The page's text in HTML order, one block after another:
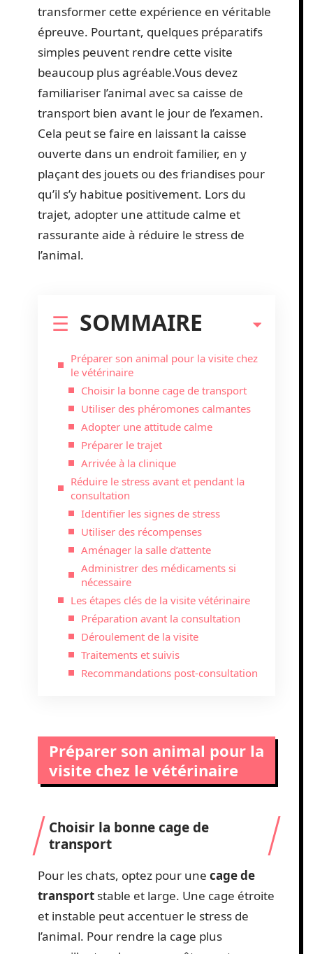
transformer cette expérience en véritable
épreuve. Pourtant, quelques préparatifs
simples peuvent rendre cette visite
beaucoup plus agréable.Vous devez
familiariser l’animal avec sa caisse de
transport bien avant le jour de l’examen.
Cela peut se faire en laissant la caisse
ouverte dans un endroit familier, en y
plaçant des jouets ou des friandises pour
qu’il s’y habitue positivement. Lors du
trajet, adopter une attitude calme et
rassurante aide à réduire le stress de
l’animal.
SOMMAIRE
Préparer son animal pour la visite chez
le vétérinaire
Choisir la bonne cage de transport
Utiliser des phéromones calmantes
Adopter une attitude calme
Préparer le trajet
Arrivée à la clinique
Réduire le stress avant et pendant la
consultation
Identifier les signes de stress
Utiliser des récompenses
Aménager la salle d’attente
Administrer des médicaments si
nécessaire
Les étapes clés de la visite vétérinaire
Préparation avant la consultation
Déroulement de la visite
Traitements et suivis
Recommandations post-consultation
Préparer son animal pour la
visite chez le vétérinaire
Choisir la bonne cage de
transport
Pour les chats, optez pour une cage de
transport stable et large. Une cage étroite
et instable peut accentuer le stress de
l’animal. Pour rendre la cage plus